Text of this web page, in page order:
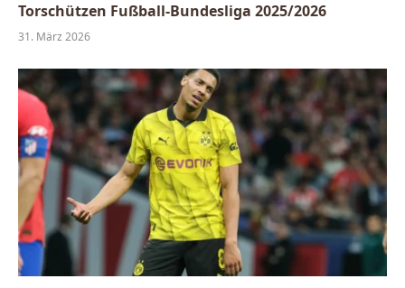
Torschützen Fußball-Bundesliga 2025/2026
31. März 2026